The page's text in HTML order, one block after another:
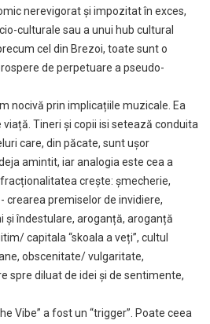
nerevigorat și impozitat în exces,
culturale sau a unui hub cultural
cel din Brezoi, toate sunt o
de perpetuare a pseudo-
nocivă prin implicațiile muzicale. Ea
Tineri și copii isi setează conduita
care, din păcate, sunt ușor
amintit, iar analogia este cea a
crește: șmecherie,
crearea premiselor de invidiere,
și îndestulare, aroganță, aroganță
capitala “skoala a veți”, cultul
obscenitate/ vulgaritate,
spre diluat de idei și de sentimente,
Vibe” a fost un “trigger”. Poate ceea